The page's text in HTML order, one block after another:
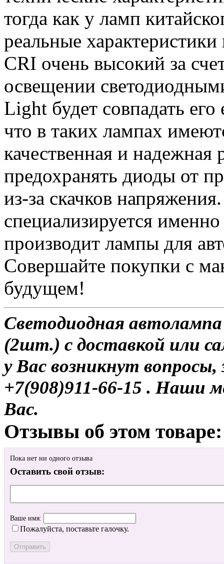
тогда как у ламп
реальные
CRI очень высокий за
освещении
Light будет совпадать
что в таких лампах
качественная и надежная
предохранять диоды от
из-за скачков
специализируется
производит лампы для
Совершайте покупки с
будущем!
Светодиодная
(2шт.) с доставкой или
у Вас возникнут
+7(908)911-66-15 . Наши
Вас.
Отзывы об этом товаре:
Пока нет ни одного отзыва
Оставить свой отзыв:
Ваше имя:
Пожалуйста, поставьте галочку.